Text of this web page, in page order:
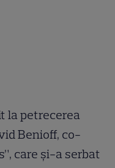
la petrecerea
Benioff, co-
care și-a serbat